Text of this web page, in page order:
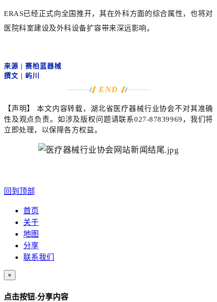
ERAS已经正式向全国推开，其在外科方面的综合属性，也将对
医院科室建设及外科设备扩容带来深远影响。
来源
赛柏蓝器械
撰文 | 屿川
END
【声明】
本文内容转载，湖北省医疗器械行业协会不对其准确
性及观点负责。如涉及版权问题请联系027-87839969 ，我们将
立即处理，以保障各方权益。
回到顶部
首页
关于
地图
分享
联系我们
×
点击按钮-分享内容